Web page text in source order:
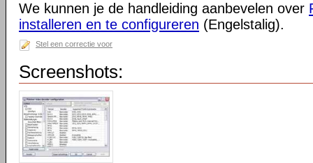
We kunnen je de handleiding aanbevelen over
installeren en te configureren (Engelstalig).
Stel een correctie voor
Screenshots: